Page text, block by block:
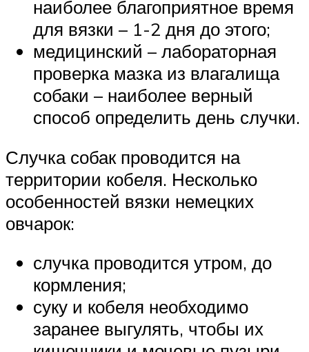
наиболее благоприятное время
для вязки – 1-2 дня до этого;
медицинский – лабораторная
проверка мазка из влагалища
собаки – наиболее верный
способ определить день случки.
Случка собак проводится на
территории кобеля. Несколько
особенностей вязки немецких
овчарок:
случка проводится утром, до
кормления;
суку и кобеля необходимо
заранее выгулять, чтобы их